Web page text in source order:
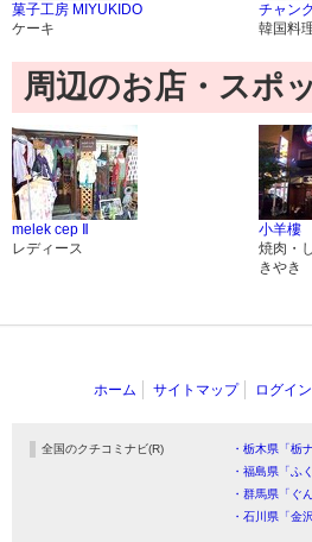
菓子工房 MIYUKIDO
ケーキ
チャン
韓国料
周辺のお店・スポ
melek cep Ⅱ
レディース
小羊樓
焼肉・
きやき
ホーム サイトマップ ログイン
全国のクチコミナビ(R) ・栃木県「栃
・福島県「ふ
・群馬県「ぐ
・石川県「金